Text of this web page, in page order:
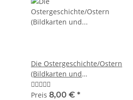
Die Ostergeschichte/Ostern
(Bildkarten und
Unterrichtsmaterial)
Preis 8,00 € *